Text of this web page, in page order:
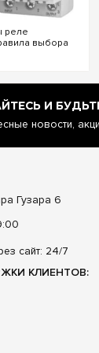
реле
выбора
напряжения
И
новости,
Гузара 6
сайт: 24/7
КЛИЕНТОВ: